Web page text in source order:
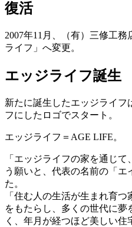
復活
2007年11月、（有）三修工
ライフ」へ変更。
エッジライフ誕生
新たに誕生したエッジライフ
フにしたロゴでスタート。
エッジライフ＝AGE LIFE。
「エッジライフの家を通じ
う願いと、代表の名前の「
た。
「住む人の生活が生まれ育
をもたらし、多くの世代に
く、年月が経つほど美しい住